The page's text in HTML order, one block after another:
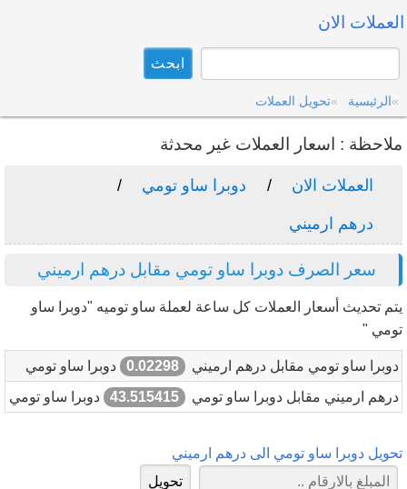
العملات الان
الرئيسية تحويل العملات
ملاحظة : اسعار العملات غير محدثة
العملات الان دوبرا ساو تومي
درهم ارميني
سعر الصرف دوبرا ساو تومي مقابل درهم ارميني
يتم تحديث أسعار العملات كل ساعة لعملة ساو توميه "دوبرا ساو
تومي "
دوبرا ساو تومي مقابل درهم ارميني 0.02298
دوبرا ساو تومي
درهم ارميني مقابل دوبرا ساو تومي
43.515415 دوبرا ساو تومي
تحويل دوبرا ساو تومي الى درهم ارميني